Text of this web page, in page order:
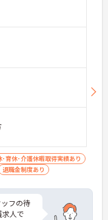
トの時
キャリア
2回の
アップ
ストレ
ートフォ
所への移
体制が
･育休･介護休暇取得実績あり
退職金制度あり
フの待
人で